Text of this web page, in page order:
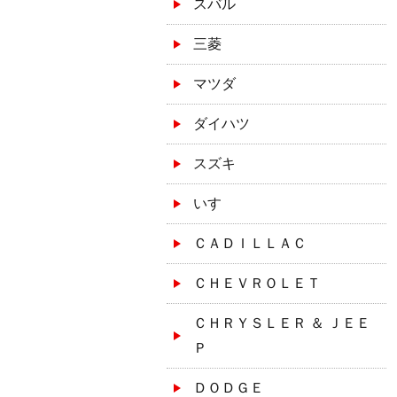
スバル
三菱
マツダ
ダイハツ
スズキ
いすゞ
ＣＡＤＩＬＬＡＣ
ＣＨＥＶＲＯＬＥＴ
ＣＨＲＹＳＬＥＲ ＆ ＪＥＥ
Ｐ
ＤＯＤＧＥ